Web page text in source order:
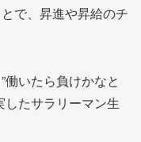
で、昇進や昇給のチ
働いたら負けかなと
したサラリーマン生